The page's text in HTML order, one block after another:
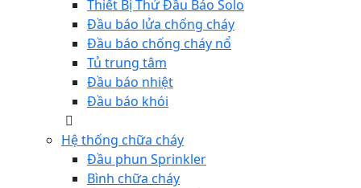
Thiết Bị Thử Đầu Báo Solo
Đầu báo lửa chống cháy
Đầu báo chống cháy nổ
Tủ trung tâm
Đầu báo nhiệt
Đầu báo khói
Hệ thống chữa cháy
Đầu phun Sprinkler
Bình chữa cháy